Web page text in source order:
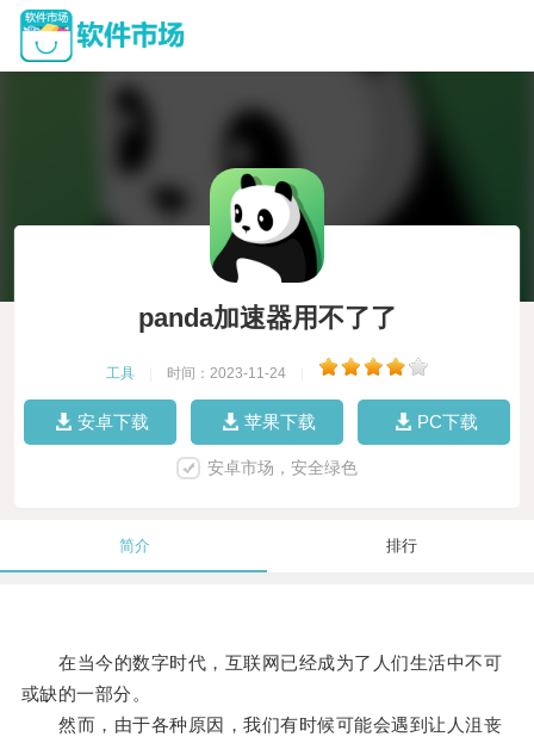
panda加速器用不了了
工具 时间：2023-11-24
安卓下载 苹果下载 PC下载
安卓市场，安全绿色
简介 排行
在当今的数字时代，互联网已经成为了人们生活中不可
或缺的一部分。
然而，由于各种原因，我们有时候可能会遇到让人沮丧